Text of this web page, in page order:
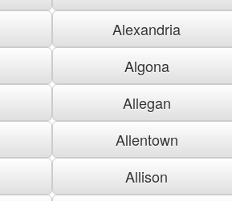
Alexandria
Algona
Allegan
Allentown
Allison